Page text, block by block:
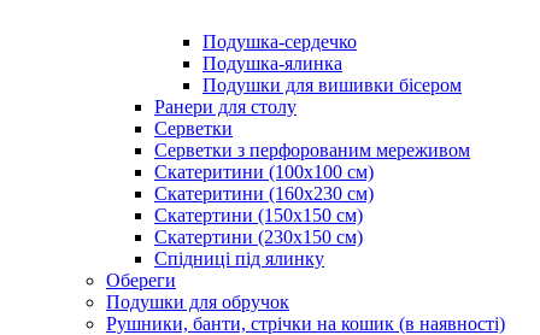
Подушка-сердечко
Подушка-ялинка
Подушки для вишивки бісером
Ранери для столу
Серветки
Серветки з перфорованим мереживом
Скатеритини (100х100 см)
Скатеритини (160х230 см)
Скатертини (150х150 см)
Скатертини (230х150 см)
Спідниці під ялинку
Обереги
Подушки для обручок
Рушники, банти, стрічки на кошик (в наявності)